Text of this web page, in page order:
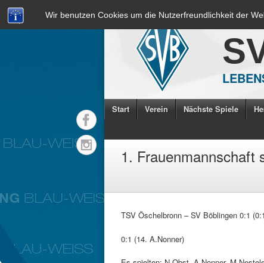
Wir benutzen Cookies um die Nutzerfreundlichkeit der
Start Verein Nächste Spiele
1. Frauenmannschaft
TSV Öschelbronn – SV Böblingen 0:1
0:1 (14. A.Nonner)